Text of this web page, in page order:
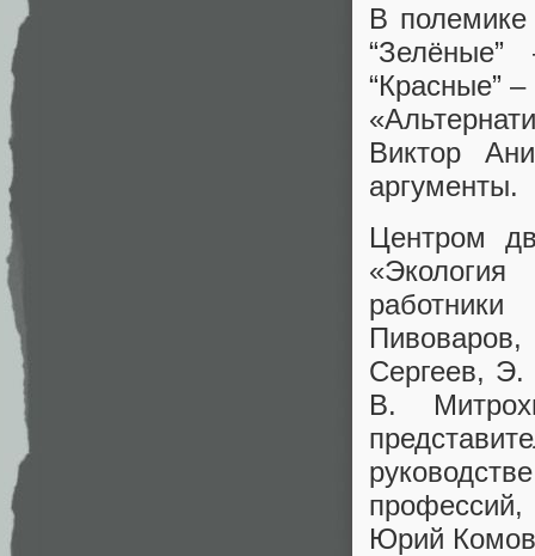
В
“Красные”
Виктор
аргументы.
Центром
Сергеев, Э.
В.
Юрий